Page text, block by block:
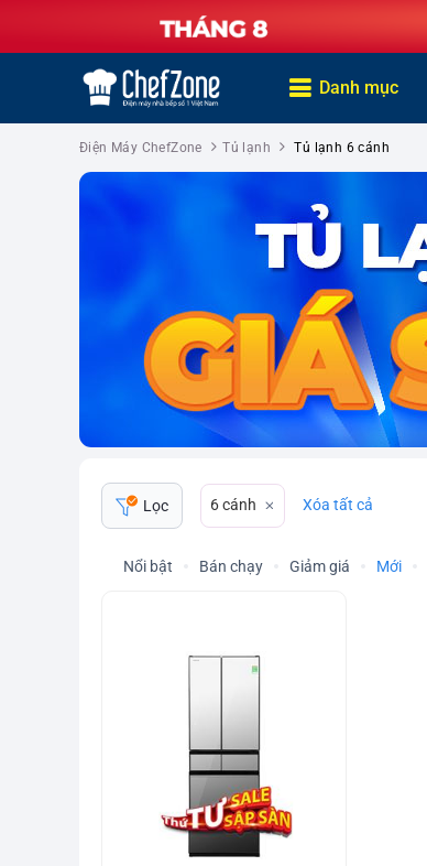
Danh mục
Điện Máy ChefZone Tủ lạnh Tủ lạnh 6 cánh
Lọc 6 cánh Xóa tất cả
Nổi bật Bán chạy Giảm giá Mới